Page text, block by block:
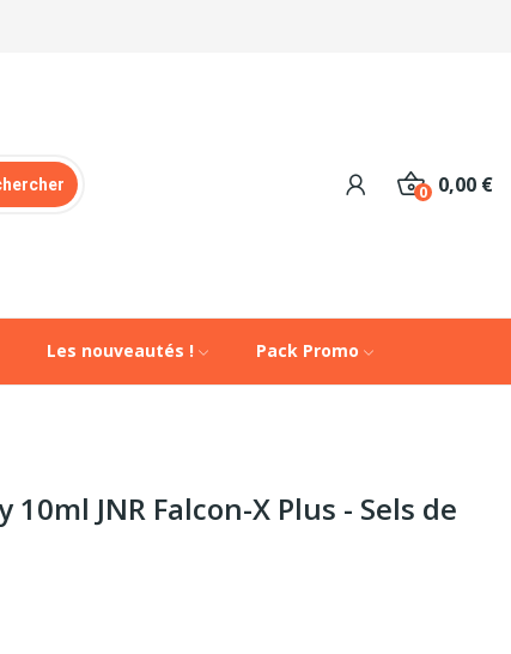
0,00 €
0
Les nouveautés ! Pack Promo
JNR Falcon-X Plus - Sels de